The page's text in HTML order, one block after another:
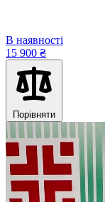
В наявності
15 900 ₴
Порівняти